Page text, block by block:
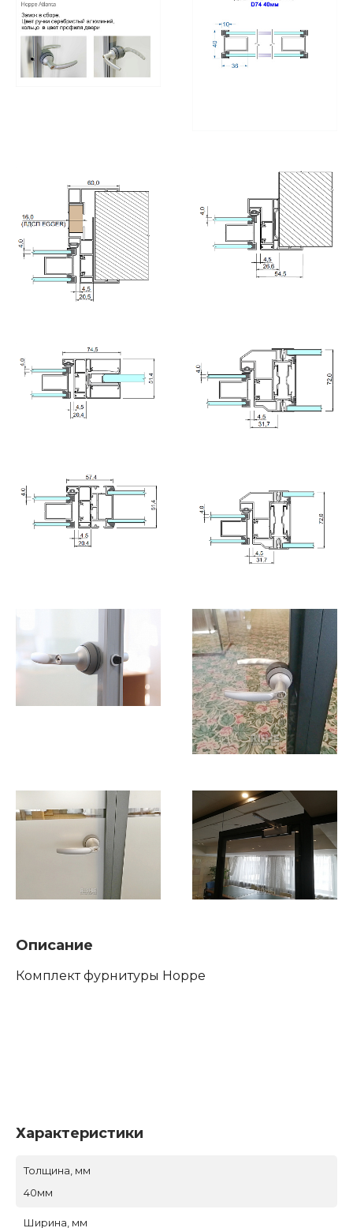
Описание
Комплект фурнитуры Hoppe
Характеристики
Толщина, мм
40мм
Ширина, мм